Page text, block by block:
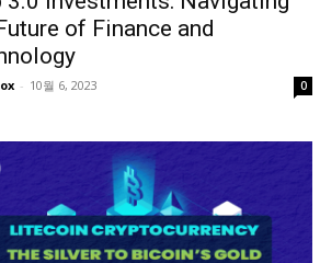
of Finance and
- 10월 6, 2023 0